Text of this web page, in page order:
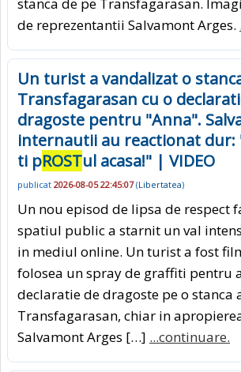
de reprezentantii Salvamont Arges.
Un turist a vandalizat o
Transfagarasan cu o
dragoste pentru "Anna".
internautii au reactionat dur:
ti pROSTul acasa!" | VIDEO
publicat 2026-08-05 22:45:07(Libertatea)
Un nou episod de lipsa de respect
spatiul public a starnit un val
in mediul online. Un turist a fost
folosea un spray de graffiti pentru
declaratie de dragoste pe o stanca
Transfagarasan, chiar in
Salvamont Arges […] ...continuare.